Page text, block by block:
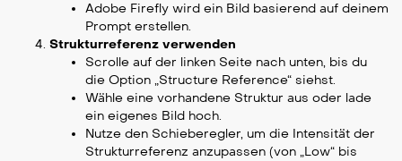
Adobe Firefly wird ein Bild basierend auf deinem
Prompt erstellen.
Strukturreferenz verwenden
Scrolle auf der linken Seite nach unten, bis du
die Option „Structure Reference“ siehst.
Wähle eine vorhandene Struktur aus oder lade
ein eigenes Bild hoch.
Nutze den Schieberegler, um die Intensität der
Strukturreferenz anzupassen (von „Low“ bis